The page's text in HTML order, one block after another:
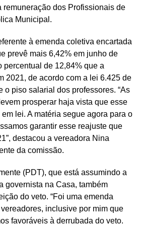
remuneração dos Profissionais de
Municipal.
à emenda coletiva encartada
prevê mais 6,42% em junho de
percentual de 12,84% que a
2021, de acordo com a lei 6.425 de
o piso salarial dos professores. “As
prosperar haja vista que esse
lei. A matéria segue agora para o
garantir esse reajuste que
destacou a vereadora Nina
da comissão.
(PDT), que está assumindo a
governista na Casa, também
do veto. “Foi uma emenda
inclusive por mim que
favoráveis à derrubada do veto.